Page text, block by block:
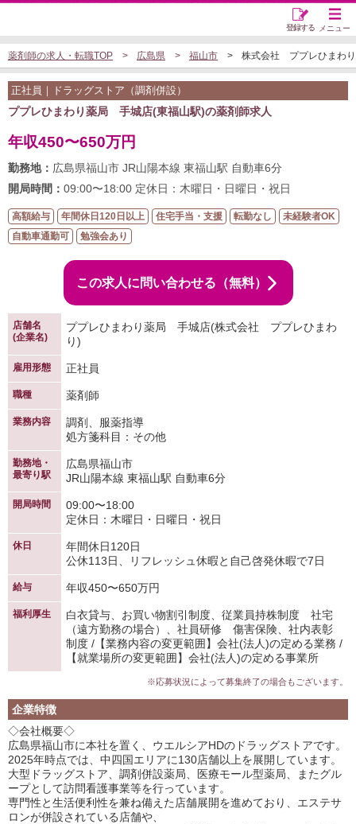
メニュー
登録する
薬剤師の求人・転職TOP 広島県 福山市 株式会社 ププレひまわり
正社員｜ドラッグストア（調剤併設）
ププレひまわり薬局 手城店(東福山駅)の薬剤師求人
年収450〜650万円
勤務地： 広島県福山市 JR山陽本線 東福山駅 自動車6分
開局時間： 09:00〜18:00 定休日：木曜日・日曜日・祝日
高額給与 年間休日120日以上 住宅手当・支援 転勤なし
未経験者OK
自動車通勤可
勉強会あり
この求人に問い合わせる（無料）
店舗名
(企業名)
ププレひまわり薬局 手城店(株式会社 ププレひまわ
り)
雇用形態 正社員
職種 薬剤師
業務内容
調剤、服薬指導
処方箋科目：その他
勤務地・
最寄り駅
広島県福山市
JR山陽本線 東福山駅 自動車6分
開局時間
09:00〜18:00
定休日：木曜日・日曜日・祝日
休日
年間休日120日
公休113日、リフレッシュ休暇と自己啓発休暇で7日
給与 年収450〜650万円
福利厚生
白衣貸与、お買い物割引制度、従業員持株制度 社宅
（遠方勤務の場合）、社員研修 傷害保険、社内表彰
制度 /【業務内容の変更範囲】会社(法人)の定める業務 /
【就業場所の変更範囲】会社(法人)の定める事業所
※応募状況によって募集終了の場合もございます。
企業特徴
◇会社概要◇
広島県福山市に本社を置く、ウエルシアHDのドラッグストアです。
2025年時点では、中四国エリアに130店舗以上を展開しています。
大型ドラッグストア、調剤併設薬局、医療モール型薬局、またグル
ープとして訪問看護事業等を行っています。
専門性と生活便利性を兼ね備えた店舗展開を進めており、エステサ
ロンが併設されている店舗や、